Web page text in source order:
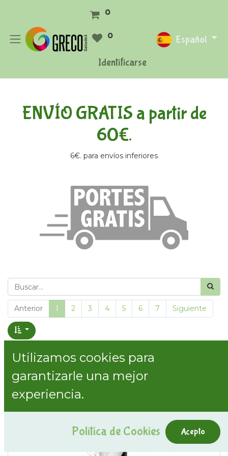
0
0
Identificarse
Español
ENVÍO GRATIS a partir de
60€.
6€. para envíos inferiores
Anterior 1 2 3 4 5 6 7 Siguiente
Mostrar precios con impuestos incluidos
Mostrar categorías
Utilizamos cookies para
garantizarle una mejor
experiencia.
Política de Cookies Acepto